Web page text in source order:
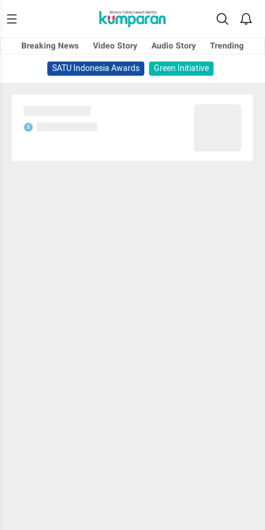
Breaking News Video Story Audio Story
Trending
SATU Indonesia Awards
Green Initiative
S